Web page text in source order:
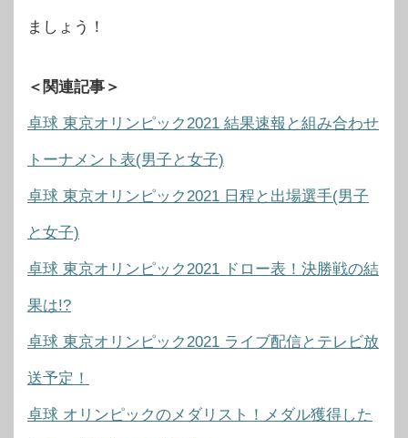
ましょう！
＜関連記事＞
卓球 東京オリンピック2021 結果速報と組み合わせ
トーナメント表(男子と女子)
卓球 東京オリンピック2021 日程と出場選手(男子
と女子)
卓球 東京オリンピック2021 ドロー表！決勝戦の結
果は!?
卓球 東京オリンピック2021 ライブ配信とテレビ放
送予定！
卓球 オリンピックのメダリスト！メダル獲得した